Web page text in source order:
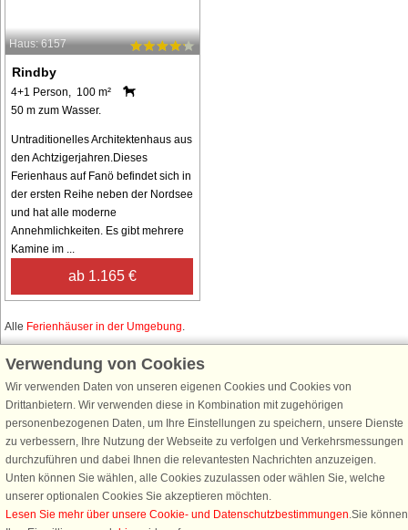
Haus: 6157
Rindby
4+1 Person, 100 m²
50 m zum Wasser.
Untraditionelles Architektenhaus aus
den Achtzigerjahren.Dieses
Ferienhaus auf Fanö befindet sich in
der ersten Reihe neben der Nordsee
und hat alle moderne
Annehmlichkeiten. Es gibt mehrere
Kamine im ...
ab 1.165 €
Alle Ferienhäuser in der Umgebung.
Schließen Sie sich 100.000 Ferienhaus-Fans an
Erhalten Sie einen Willkommensgutschein von 25 €für Ihren nächsten
Ferienhausurlaub - melden Sie sich einfach für den DanCenter Newsletter
an. Verpassen Sie nie wieder exklusive Angebote, Gewinnspiele und
Urlaubstipps!
Verwendung von Cookies
Wir verwenden Daten von unseren eigenen Cookies und Cookies von
Drittanbietern. Wir verwenden diese in Kombination mit zugehörigen
personenbezogenen Daten, um Ihre Einstellungen zu speichern, unsere Dienste
zu verbessern, Ihre Nutzung der Webseite zu verfolgen und Verkehrsmessungen
durchzuführen und dabei Ihnen die relevantesten Nachrichten anzuzeigen.
Unten können Sie wählen, alle Cookies zuzulassen oder wählen Sie, welche
unserer optionalen Cookies Sie akzeptieren möchten.
Lesen Sie mehr über unsere Cookie- und Datenschutzbestimmungen.Sie können